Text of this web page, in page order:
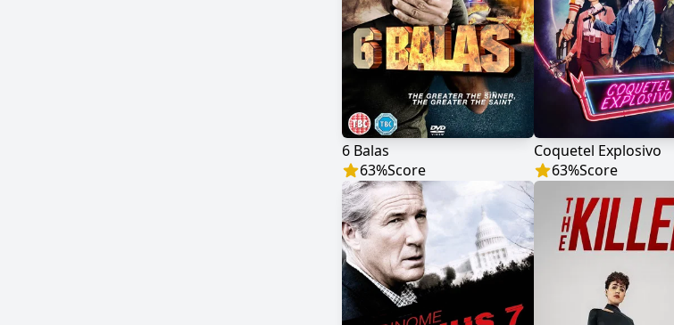
6 Balas
63%Score
Coquetel Explosivo
63%Score